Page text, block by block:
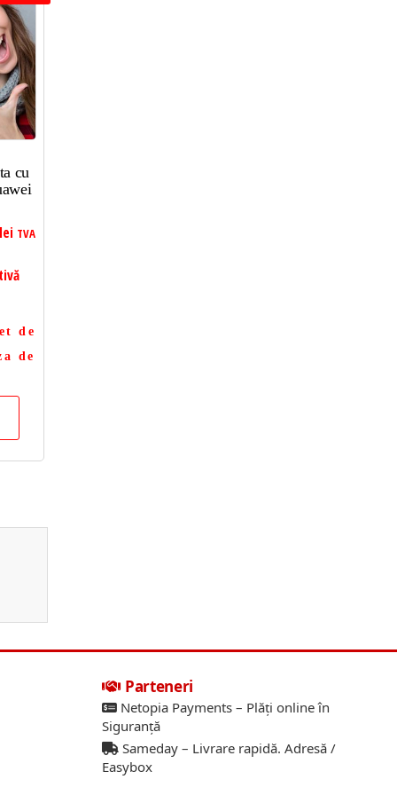
cu
lei TVA
de
de
Parteneri
Netopia Payments – Plăți online în
Siguranță
Sameday – Livrare rapidă. Adresă /
Easybox